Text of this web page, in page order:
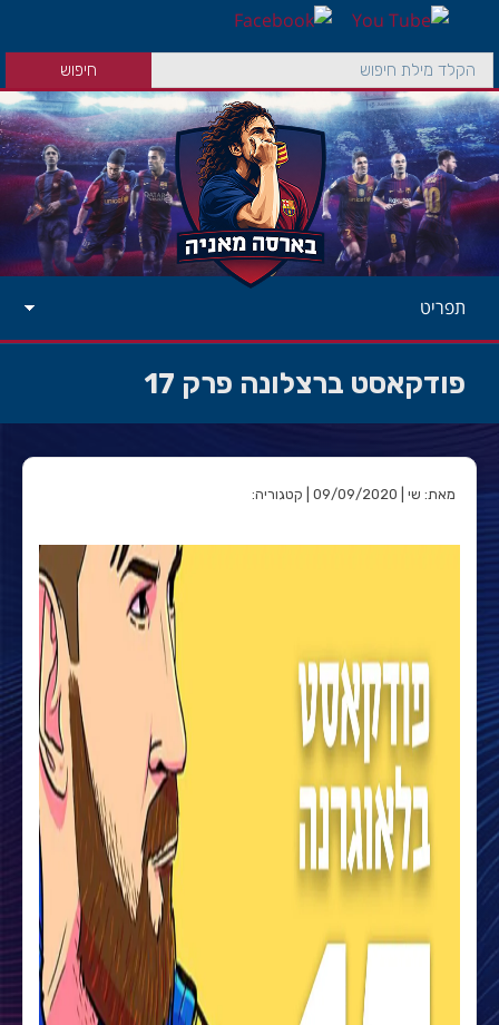
תפריט
פודקאסט ברצלונה פרק 17
מאת: שי | 09/09/2020 | קטגוריה: